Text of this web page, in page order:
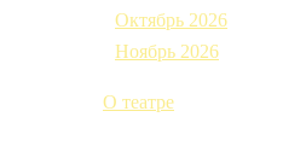
Октябрь 2026
Ноябрь 2026
О театре